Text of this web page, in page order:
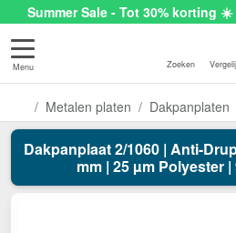
Summer Sale - Tot 30% korting
Menu Zoeken
Metalen platen Dakpanplaten
Dakpanplaat 2/1060 | Anti-
mm | 25 µm Polyester